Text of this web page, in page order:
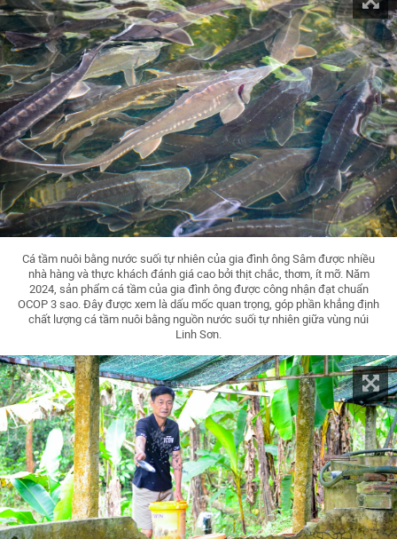
Cá tầm nuôi bằng nước suối tự nhiên của gia đình ông Sâm được nhiều
nhà hàng và thực khách đánh giá cao bởi thịt chắc, thơm, ít mỡ. Năm
2024, sản phẩm cá tầm của gia đình ông được công nhận đạt chuẩn
OCOP 3 sao. Đây được xem là dấu mốc quan trọng, góp phần khẳng định
chất lượng cá tầm nuôi bằng nguồn nước suối tự nhiên giữa vùng núi
Linh Sơn.